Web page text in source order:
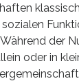
der
oder in